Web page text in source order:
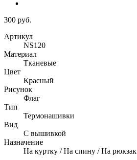
300 руб.
Артикул
NS120
Материал
Тканевые
Цвет
Красный
Рисунок
Флаг
Тип
Термонашивки
Вид
С вышивкой
Назначение
На куртку / На спину / На рюкзак